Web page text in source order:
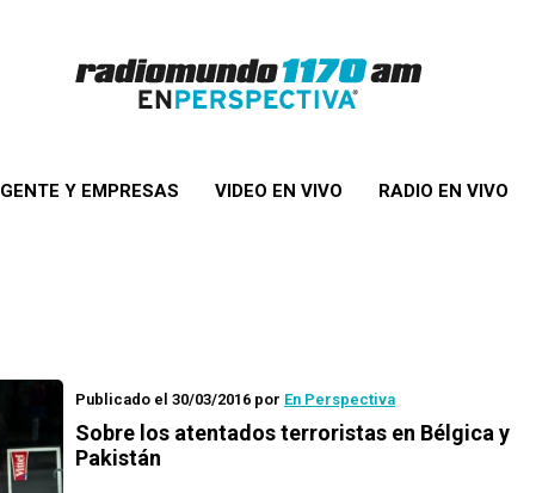
GENTE Y EMPRESAS VIDEO EN VIVO RADIO EN VIVO
Publicado el 30/03/2016 por En Perspectiva
Sobre los atentados terroristas en Bélgica y
Pakistán